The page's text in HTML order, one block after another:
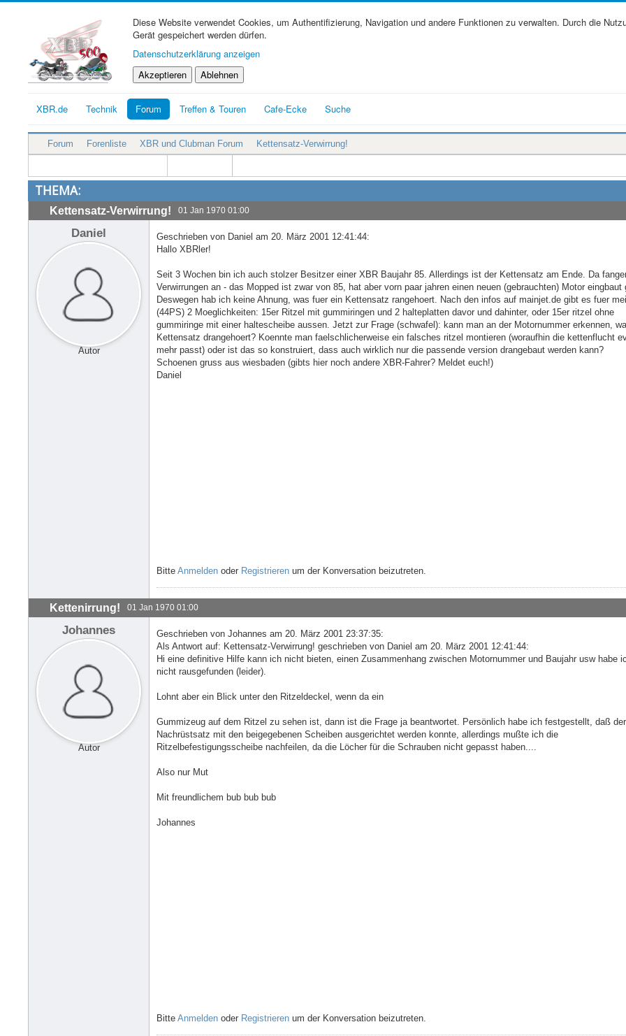
Diese Website verwendet Cookies, um Authentifizierung, Navigation und andere Funktionen zu verwalten. Durch die
Gerät gespeichert werden dürfen.
Datenschutzerklärung anzeigen
Akzeptieren
Ablehnen
XBR.de Technik Forum Treffen & Touren Cafe-Ecke Suche
Forum Forenliste XBR und Clubman Forum Kettensatz-Verwirrung!
THEMA:
Kettensatz-Verwirrung! 01 Jan 1970 01:00
Daniel
Autor
Geschrieben von Daniel am 20. März 2001 12:41:44:
Hallo XBRler!
Seit 3 Wochen bin ich auch stolzer Besitzer einer XBR Baujahr 85. Allerdings ist der Kettensatz am Ende. Da
Verwirrungen an - das Mopped ist zwar von 85, hat aber vorn paar jahren einen neuen (gebrauchten) Motor eingbaut
Deswegen hab ich keine Ahnung, was fuer ein Kettensatz rangehoert. Nach den infos auf mainjet.de gibt es fuer
(44PS) 2 Moeglichkeiten: 15er Ritzel mit gummiringen und 2 halteplatten davor und dahinter, oder 15er ritzel ohne
gummiringe mit einer haltescheibe aussen. Jetzt zur Frage (schwafel): kann man an der Motornummer erkennen,
Kettensatz drangehoert? Koennte man faelschlicherweise ein falsches ritzel montieren (woraufhin die kettenflucht
mehr passt) oder ist das so konstruiert, dass auch wirklich nur die passende version drangebaut werden kann?
Schoenen gruss aus wiesbaden (gibts hier noch andere XBR-Fahrer? Meldet euch!)
Daniel
Bitte Anmelden oder Registrieren um der Konversation beizutreten.
Kettenirrung! 01 Jan 1970 01:00
Johannes
Autor
Geschrieben von Johannes am 20. März 2001 23:37:35:
Als Antwort auf: Kettensatz-Verwirrung! geschrieben von Daniel am 20. März 2001 12:41:44:
Hi eine definitive Hilfe kann ich nicht bieten, einen Zusammenhang zwischen Motornummer und Baujahr usw habe
nicht rausgefunden (leider).
Lohnt aber ein Blick unter den Ritzeldeckel, wenn da ein
Gummizeug auf dem Ritzel zu sehen ist, dann ist die Frage ja beantwortet. Persönlich habe ich festgestellt, daß
Nachrüstsatz mit den beigegebenen Scheiben ausgerichtet werden konnte, allerdings mußte ich die
Ritzelbefestigungsscheibe nachfeilen, da die Löcher für die Schrauben nicht gepasst haben....
Also nur Mut
Mit freundlichem bub bub bub
Johannes
Bitte Anmelden oder Registrieren um der Konversation beizutreten.